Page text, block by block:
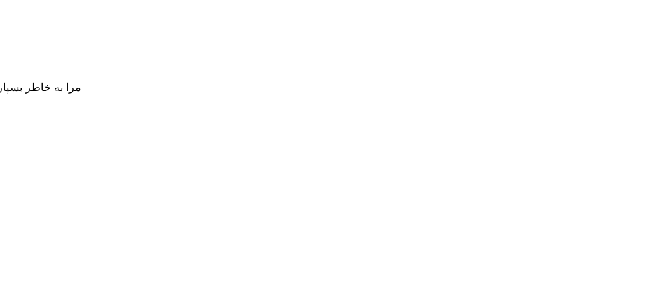
مرا به خاطر بسپار